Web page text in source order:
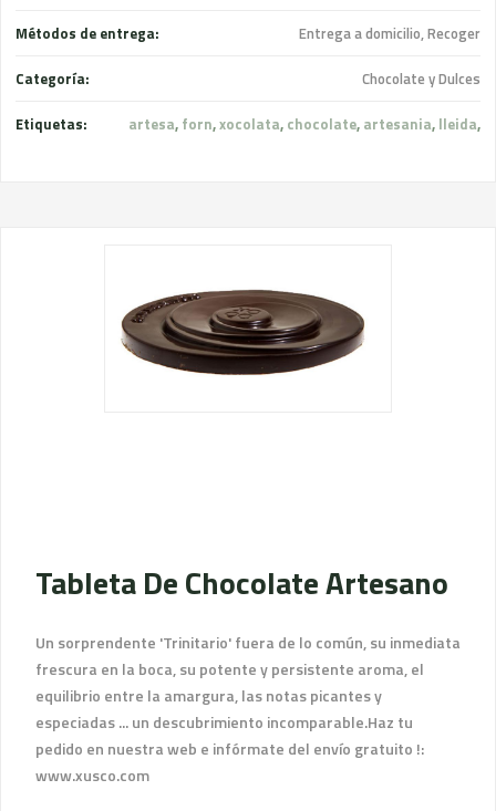
Métodos de entrega: Entrega a domicilio, Recoger
Categoría: Chocolate y Dulces
Etiquetas: artesa, forn,xocolata, chocolate, artesania, lleida,
Tableta De Chocolate Artesano
Un sorprendente 'Trinitario' fuera de lo común, su inmediata
frescura en la boca, su potente y persistente aroma, el
equilibrio entre la amargura, las notas picantes y
especiadas ... un descubrimiento incomparable.Haz tu
pedido en nuestra web e infórmate del envío gratuito !:
www.xusco.com